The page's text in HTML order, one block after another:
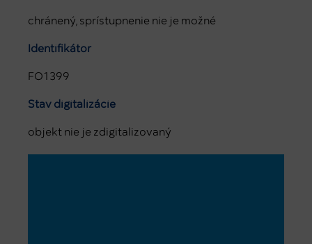
chránený, sprístupnenie nie je možné
Identifikátor
FO1399
Stav digitalizácie
objekt nie je zdigitalizovaný